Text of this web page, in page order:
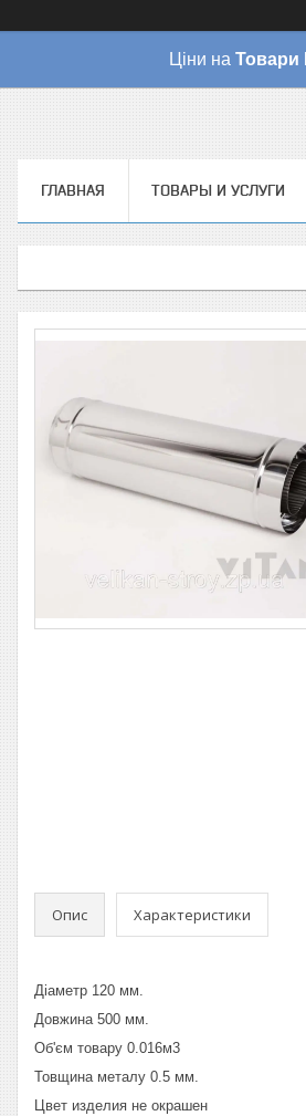
Ціни на Товари
ГЛАВНАЯ ТОВАРЫ И УСЛУГИ
Опис Характеристики
Діаметр 120 мм.
Довжина 500 мм.
Об'єм товару 0.016м3
Товщина металу 0.5 мм.
Цвет изделия не окрашен